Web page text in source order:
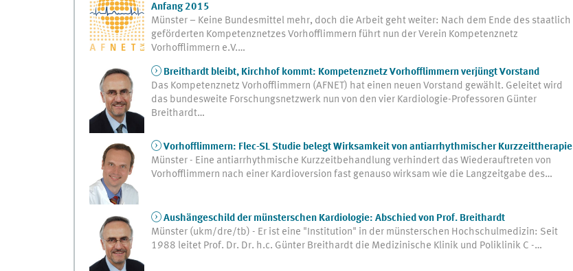
Anfang 2015
Münster – Keine Bundesmittel mehr, doch die Arbeit geht weiter: Nach dem Ende des staatlich
geförderten Kompetenznetzes Vorhofflimmern führt nun der Verein Kompetenznetz
Vorhofflimmern e.V.…
Breithardt bleibt, Kirchhof kommt: Kompetenznetz Vorhofflimmern verjüngt Vorstand
Das Kompetenznetz Vorhofflimmern (AFNET) hat einen neuen Vorstand gewählt. Geleitet wird
das bundesweite Forschungsnetzwerk nun von den vier Kardiologie-Professoren Günter
Breithardt…
Vorhofflimmern: Flec-SL Studie belegt Wirksamkeit von antiarrhythmischer Kurzzeittherapie
Münster - Eine antiarrhythmische Kurzzeitbehandlung verhindert das Wiederauftreten von
Vorhofflimmern nach einer Kardioversion fast genauso wirksam wie die Langzeitgabe des…
Aushängeschild der münsterschen Kardiologie: Abschied von Prof. Breithardt
Münster (ukm/dre/tb) - Er ist eine "Institution" in der münsterschen Hochschulmedizin: Seit
1988 leitet Prof. Dr. Dr. h.c. Günter Breithardt die Medizinische Klinik und Poliklinik C -…